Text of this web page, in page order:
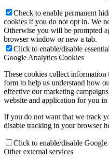
Check to enable permanent
cookies if you do not opt in. We
Otherwise you will be prompted
browser window or new a tab.
Click to enable/disable
Google Analytics Cookies
These cookies collect information
form to help us understand how
effective our marketing
website and application for you
If you do not want that we track
disable tracking in your browser
Click to enable/disable
Other external services